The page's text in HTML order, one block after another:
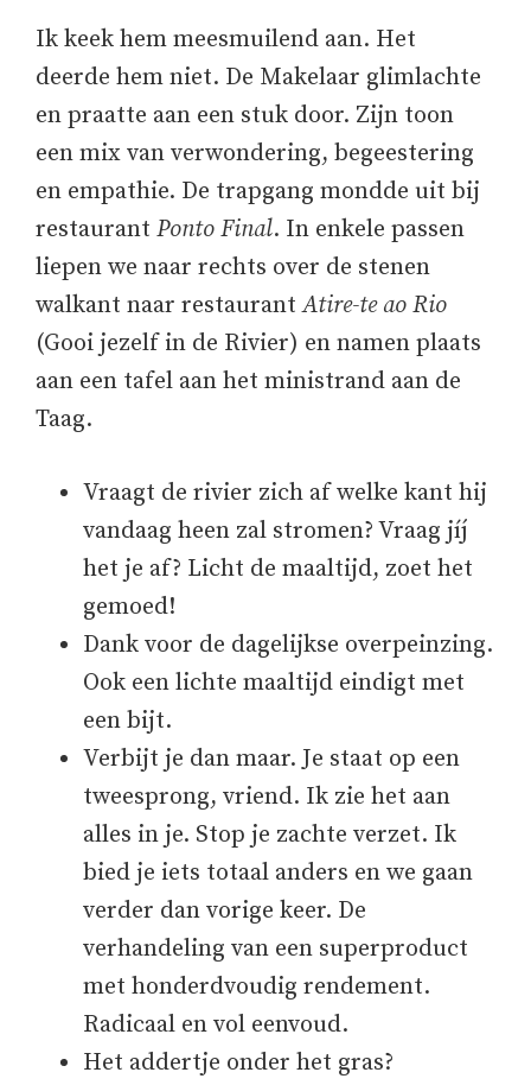
Ik keek hem meesmuilend aan. Het
deerde hem niet. De Makelaar glimlachte
en praatte aan een stuk door. Zijn toon
een mix van verwondering, begeestering
en empathie. De trapgang mondde uit bij
restaurant Ponto Final. In enkele passen
liepen we naar rechts over de stenen
walkant naar restaurantAtire-te ao Rio
(Gooi jezelf in de Rivier) en namen plaats
aan een tafel aan het ministrand aan de
Taag.
Vraagt de rivier zich af welke kant hij
vandaag heen zal stromen? Vraag jíj
het je af? Licht de maaltijd, zoet het
gemoed!
Dank voor de dagelijkse overpeinzing.
Ook een lichte maaltijd eindigt met
een bijt.
Verbijt je dan maar. Je staat op een
tweesprong, vriend. Ik zie het aan
alles in je. Stop je zachte verzet. Ik
bied je iets totaal anders en we gaan
verder dan vorige keer. De
verhandeling van een superproduct
met honderdvoudig rendement.
Radicaal en vol eenvoud.
Het addertje onder het gras?